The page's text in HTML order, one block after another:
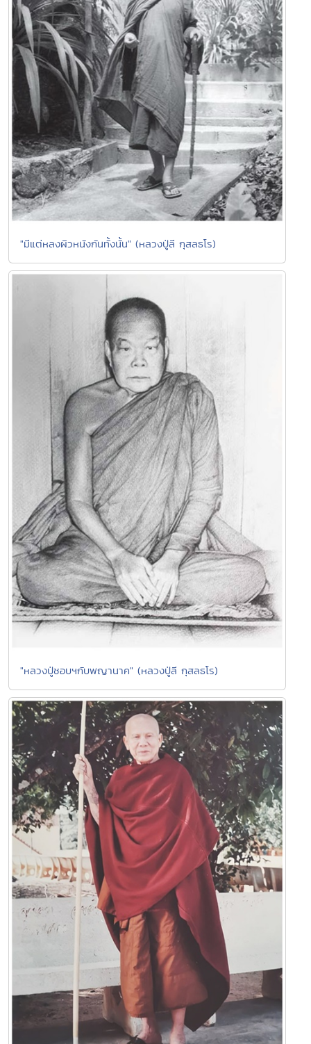
"มีแต่หลงผิวหนังกันทั้งนั้น" (หลวงปู่ลี กุสลธโร)
"หลวงปู่ชอบฯกับพญานาค" (หลวงปู่ลี กุสลธโร)